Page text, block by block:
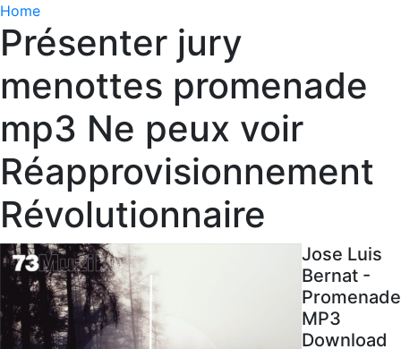
Home
Présenter jury
menottes promenade
mp3 Ne peux voir
Réapprovisionnement
Révolutionnaire
Jose Luis
Bernat -
Promenade
MP3
Download